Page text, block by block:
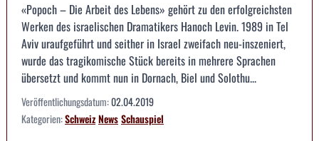
«Popoch – Die Arbeit des Lebens» gehört zu den erfolgreichsten
Werken des israelischen Dramatikers Hanoch Levin. 1989 in Tel
Aviv uraufgeführt und seither in Israel zweifach neu-inszeniert,
wurde das tragikomische Stück bereits in mehrere Sprachen
übersetzt und kommt nun in Dornach, Biel und Solothu...
Veröffentlichungsdatum:02.04.2019
Kategorien:SchweizNewsSchauspiel